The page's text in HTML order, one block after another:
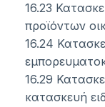
16.23
προϊόντων
16.24
16.29
κατασκευή